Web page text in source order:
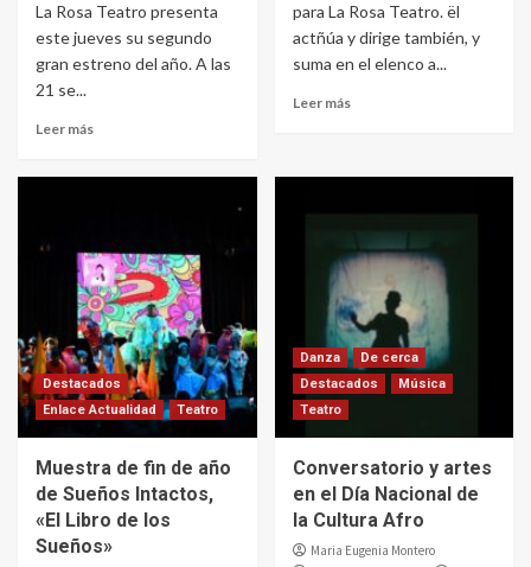
La Rosa Teatro presenta
este jueves su segundo
gran estreno del año. A las
21 se...
Leer más
para La Rosa Teatro. ël
actñúa y dirige también, y
suma en el elenco a...
Leer más
Destacados
Enlace Actualidad
Teatro
Muestra de fin de año
de Sueños Intactos,
«El Libro de los
Sueños»
Danza
De cerca
Destacados
Música
Teatro
Conversatorio y artes
en el Día Nacional de
la Cultura Afro
Maria Eugenia Montero